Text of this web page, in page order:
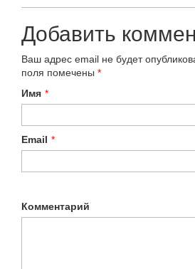
Добавить
Ваш адрес email не будет
поля помечены *
Имя *
Email *
Комментарий